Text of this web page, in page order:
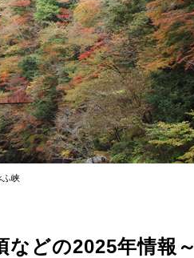
ふ峡
どの2025年情報～